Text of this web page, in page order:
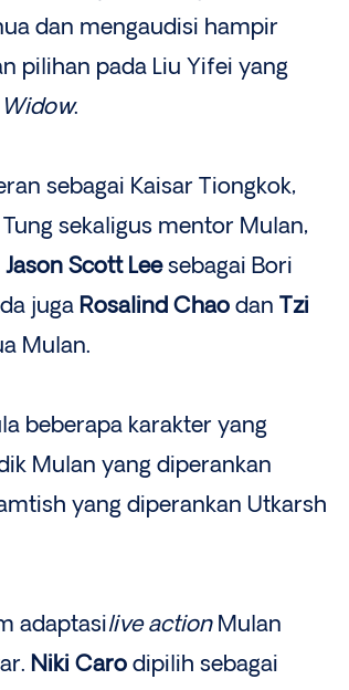
dan mengaudisi hampir
pilihan pada Liu Yifei yang
.
sebagai Kaisar Tiongkok,
sekaligus mentor Mulan,
Jason Scott Leesebagai Bori
jugaRosalind Chao dan Tzi
Mulan.
beberapa karakter yang
Mulan yang diperankan
yang diperankan Utkarsh
adaptasilive action Mulan
Niki Caro dipilih sebagai